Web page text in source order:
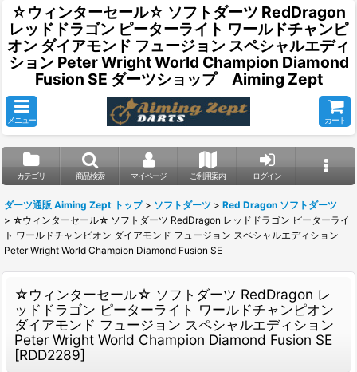
☆ウィンターセール☆ ソフトダーツ RedDragon
レッドドラゴン ピーターライト ワールドチャンピ
オン ダイアモンド フュージョン スペシャルエディ
ション Peter Wright World Champion Diamond
Fusion SE ダーツショップ Aiming Zept
メニュー カート
カテゴリ 商品検索 マイページ ご利用案内 ログイン
ダーツ通販 Aiming Zept トップ > ソフトダーツ > Red Dragon ソフトダーツ
> ☆ウィンターセール☆ ソフトダーツ RedDragon レッドドラゴン ピーターライ
ト ワールドチャンピオン ダイアモンド フュージョン スペシャルエディション
Peter Wright World Champion Diamond Fusion SE
☆ウィンターセール☆ ソフトダーツ RedDragon レ
ッドドラゴン ピーターライト ワールドチャンピオン
ダイアモンド フュージョン スペシャルエディション
Peter Wright World Champion Diamond Fusion SE
[RDD2289]